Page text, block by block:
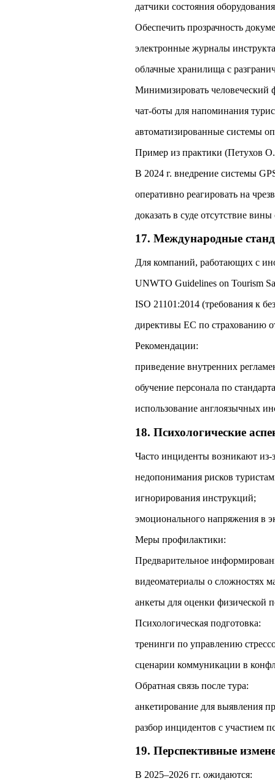
датчики состояния
Обеспечить прозрачность
электронные журналы
облачные хранилища с
Минимизировать человеческий
чат‑боты для напоминания
автоматизированные системы
Пример из практики (Петухов
В 2024 г. внедрение системы
оперативно реагировать на
доказать в суде отсутствие
17. Международные
Для компаний, работающих с
UNWTO Guidelines on Tourism
ISO 21101:2014 (требования к
директивы ЕС по страхованию
Рекомендации:
приведение внутренних
обучение персонала по
использование англоязычных
18. Психологические
Часто инциденты возникают
недопонимания рисков
игнорирования инструкций;
эмоционального напряжения в
Меры профилактики:
Предварительное
видеоматериалы о сложностях
анкеты для оценки физической
Психологическая подготовка:
тренинги по управлению
сценарии коммуникации в
Обратная связь после тура:
анкетирование для выявления
разбор инцидентов с участием
19. Перспективные
В 2025–2026 гг. ожидаются: